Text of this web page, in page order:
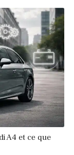
A4 et ce que